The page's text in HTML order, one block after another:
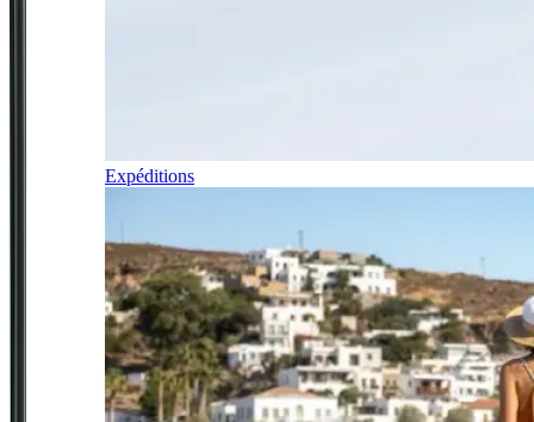
Expéditions